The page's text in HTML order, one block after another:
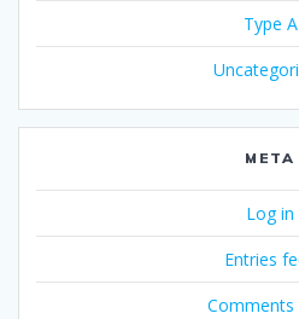
Type A
META
Log in
Entries
Comments